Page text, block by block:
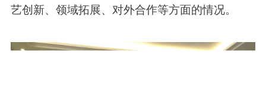
艺创新、领域拓展、对外合作等方面的情况。